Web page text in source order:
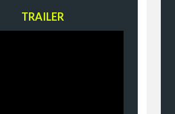
TRAILER